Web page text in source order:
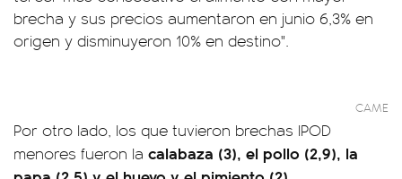
brecha y sus precios aumentaron en junio 6,3% en
origen y disminuyeron 10% en destino".
CAME
Por otro lado, los que tuvieron brechas IPOD
menores fueron la calabaza (3), el pollo (2,9), la